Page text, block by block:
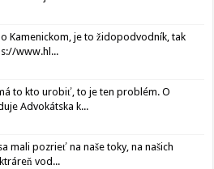
Kamenickom, je to židopodvodník, tak
www.hl...
to kto urobiť, to je ten problém. O
Advokátska k...
mali pozrieť na naše toky, na našich
vod...